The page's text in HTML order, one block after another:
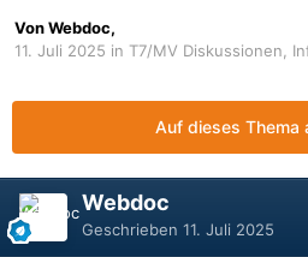
VonWebdoc,
11. Juli 2025 in T7/MV Diskussionen,
Auf dieses Thema
Webdoc
Geschrieben 11. Juli 2025